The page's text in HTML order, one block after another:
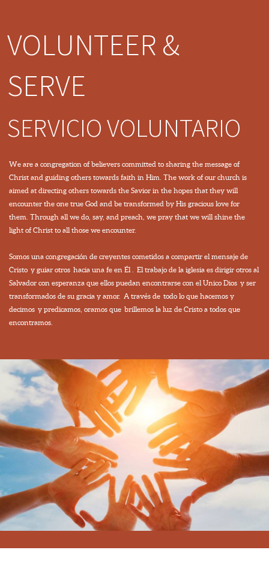
VOLUNTEER &
SERVE
SERVICIO VOLUNTARIO
We are a congregation of believers committed to sharing the message of
Christ and guiding others towards faith in Him. The work of our church is
aimed at directing others towards the Savior in the hopes that they will
encounter the one true God and be transformed by His gracious love for
them. Through all we do, say, and preach, we pray that we will shine the
light of Christ to all those we encounter.
Somos una congregación de creyentes cometidos a compartir el mensaje de
Cristo y guiar otros hacia una fe en Él . El trabajo de la iglesia es dirigir otros al
Salvador con esperanza que ellos puedan encontrarse con el Unico Dios y ser
transformados de su gracia y amor. A través de todo lo que hacemos y
decimos y predicamos, oramos que brillemos la luz de Cristo a todos que
encontramos.